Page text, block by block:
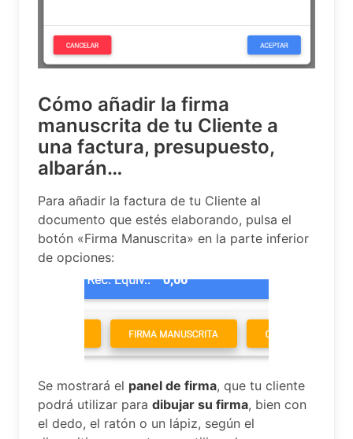
Cómo añadir la firma
manuscrita de tu Cliente a
una factura, presupuesto,
albarán…
Para añadir la factura de tu Cliente al
documento que estés elaborando, pulsa el
botón «Firma Manuscrita» en la parte inferior
de opciones:
Se mostrará el panel de firma, que tu cliente
podrá utilizar para dibujar su firma, bien con
el dedo, el ratón o un lápiz, según el